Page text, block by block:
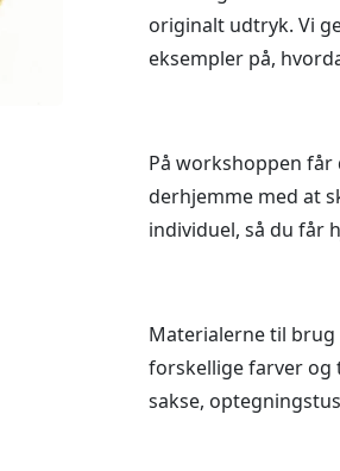
originalt udtryk. Vi
eksempler på,
På workshoppen
derhjemme med at
individuel, så du får
Materialerne til
forskellige farver og
sakse,